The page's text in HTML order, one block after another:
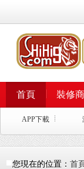
首頁 裝修
APP下載
您現在的位置： 首